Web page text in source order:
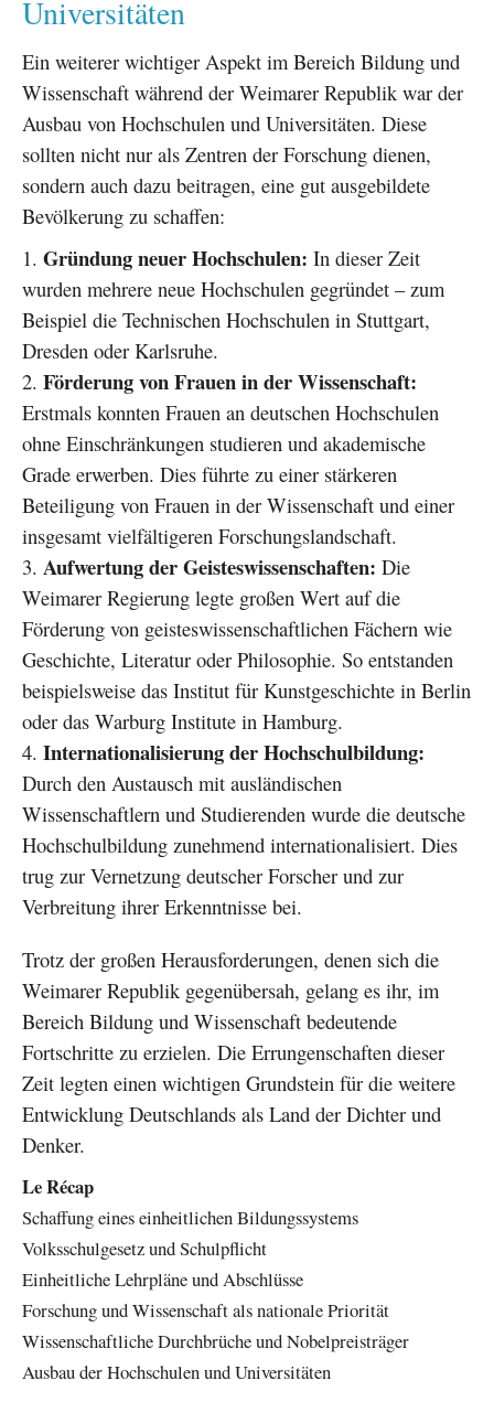
Universitäten
Ein weiterer wichtiger Aspekt im Bereich Bildung und
Wissenschaft während der Weimarer Republik war der
Ausbau von Hochschulen und Universitäten. Diese
sollten nicht nur als Zentren der Forschung dienen,
sondern auch dazu beitragen, eine gut ausgebildete
Bevölkerung zu schaffen:
Gründung neuer Hochschulen: In dieser Zeit
wurden mehrere neue Hochschulen gegründet – zum
Beispiel die Technischen Hochschulen in Stuttgart,
Dresden oder Karlsruhe.
Förderung von Frauen in der Wissenschaft:
Erstmals konnten Frauen an deutschen Hochschulen
ohne Einschränkungen studieren und akademische
Grade erwerben. Dies führte zu einer stärkeren
Beteiligung von Frauen in der Wissenschaft und einer
insgesamt vielfältigeren Forschungslandschaft.
Aufwertung der Geisteswissenschaften: Die
Weimarer Regierung legte großen Wert auf die
Förderung von geisteswissenschaftlichen Fächern wie
Geschichte, Literatur oder Philosophie. So entstanden
beispielsweise das Institut für Kunstgeschichte in Berlin
oder das Warburg Institute in Hamburg.
Internationalisierung der Hochschulbildung:
Durch den Austausch mit ausländischen
Wissenschaftlern und Studierenden wurde die deutsche
Hochschulbildung zunehmend internationalisiert. Dies
trug zur Vernetzung deutscher Forscher und zur
Verbreitung ihrer Erkenntnisse bei.
Trotz der großen Herausforderungen, denen sich die
Weimarer Republik gegenübersah, gelang es ihr, im
Bereich Bildung und Wissenschaft bedeutende
Fortschritte zu erzielen. Die Errungenschaften dieser
Zeit legten einen wichtigen Grundstein für die weitere
Entwicklung Deutschlands als Land der Dichter und
Denker.
Le Récap
Schaffung eines einheitlichen Bildungssystems
Volksschulgesetz und Schulpflicht
Einheitliche Lehrpläne und Abschlüsse
Forschung und Wissenschaft als nationale Priorität
Wissenschaftliche Durchbrüche und Nobelpreisträger
Ausbau der Hochschulen und Universitäten